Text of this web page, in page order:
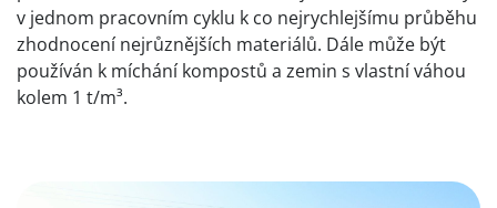
v jednom pracovním cyklu k co nejrychlejšímu průběhu
zhodnocení nejrůznějších materiálů. Dále může být
používán k míchání kompostů a zemin s vlastní váhou
kolem 1 t/m³.